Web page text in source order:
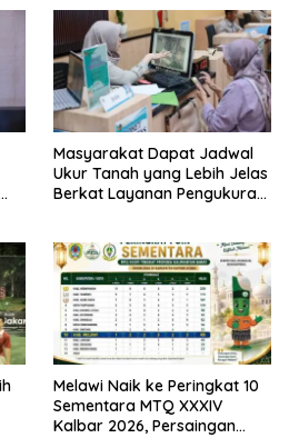
Masyarakat Dapat Jadwal
Ukur Tanah yang Lebih Jelas
Berkat Layanan Pengukuran
Melawi Naik ke Peringkat 10
Sementara MTQ XXXIV
Kalbar 2026, Persaingan